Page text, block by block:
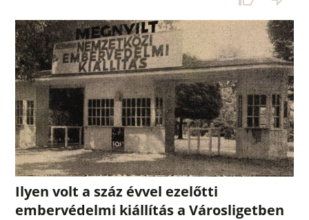
Ilyen volt a száz évvel ezelőtti
embervédelmi kiállítás a Városligetben